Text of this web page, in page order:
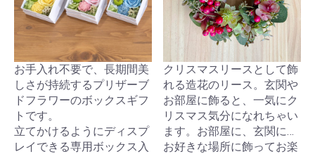
お手入れ不要で、長期間美
しさが持続するプリザーブ
ドフラワーのボックスギフ
トです。
立てかけるようにディスプ
レイできる専用ボックス入
クリスマスリースとして飾
れる造花のリース。玄関や
お部屋に飾ると、一気にク
リスマス気分になれちゃい
ます。お部屋に、玄関に…
お好きな場所に飾ってお楽